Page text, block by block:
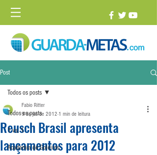
Post
Todos os posts
1 vs. 1
Academia de Goleiros
Todos os posts
Reusch Brasil apresenta
lançamentos para 2012
Fabio Ritter
9 de jul. de 2012 1 min de leitura